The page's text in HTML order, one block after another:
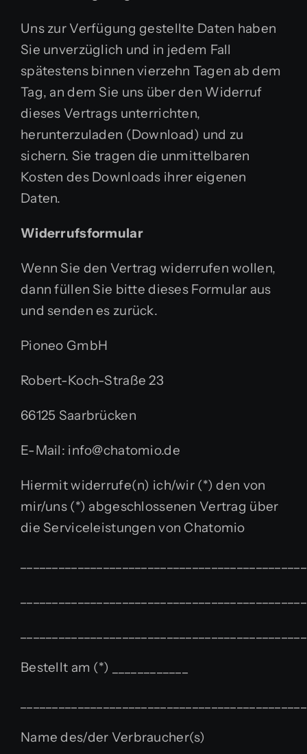
Uns zur Verfügung gestellte Daten haben
Sie unverzüglich und in jedem Fall
spätestens binnen vierzehn Tagen ab dem
Tag, an dem Sie uns über den Widerruf
dieses Vertrags unterrichten,
herunterzuladen (Download) und zu
sichern. Sie tragen die unmittelbaren
Kosten des Downloads ihrer eigenen
Daten.
Widerrufsformular
Wenn Sie den Vertrag widerrufen wollen,
dann füllen Sie bitte dieses Formular aus
und senden es zurück.
Pioneo GmbH
Robert-Koch-Straße 23
66125 Saarbrücken
E-Mail: info@chatomio.de
Hiermit widerrufe(n) ich/wir (*) den von
mir/uns (*) abgeschlossenen Vertrag über
die Serviceleistungen von Chatomio
Bestellt am (*) ____________
Name des/der Verbraucher(s)